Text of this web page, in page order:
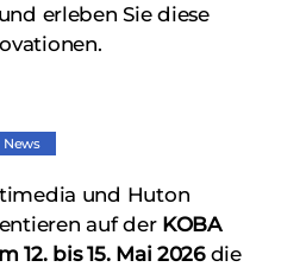
erleben Sie diese
News
und Huton
auf der KOBA
12. bis 15. Mai 2026die